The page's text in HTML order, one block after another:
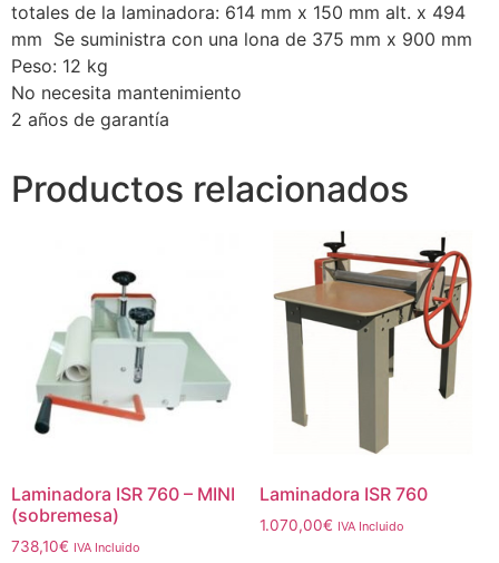
totales de la laminadora: 614 mm x 150 mm alt. x 494
mm Se suministra con una lona de 375 mm x 900 mm
Peso: 12 kg
No necesita mantenimiento
2 años de garantía
Productos relacionados
Laminadora ISR 760 – MINI
(sobremesa)
738,10€ IVA Incluido
Laminadora ISR 760
1.070,00€ IVA Incluido